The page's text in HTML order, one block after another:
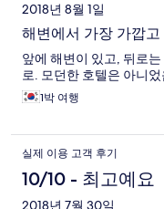
2018년 8월 1일
해변에서 가장 가깝
앞에 해변이 있고, 뒤로
로. 모던한 호텔은 아니었
1박 여행
실제 이용 고객 후기
10/10 - 최고예요
2018년 7월 30일